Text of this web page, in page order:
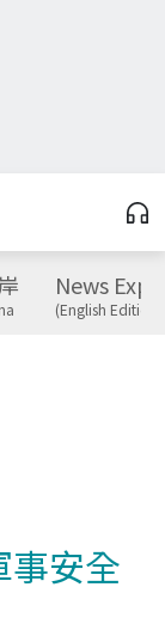
News
(English Edition)
事安全